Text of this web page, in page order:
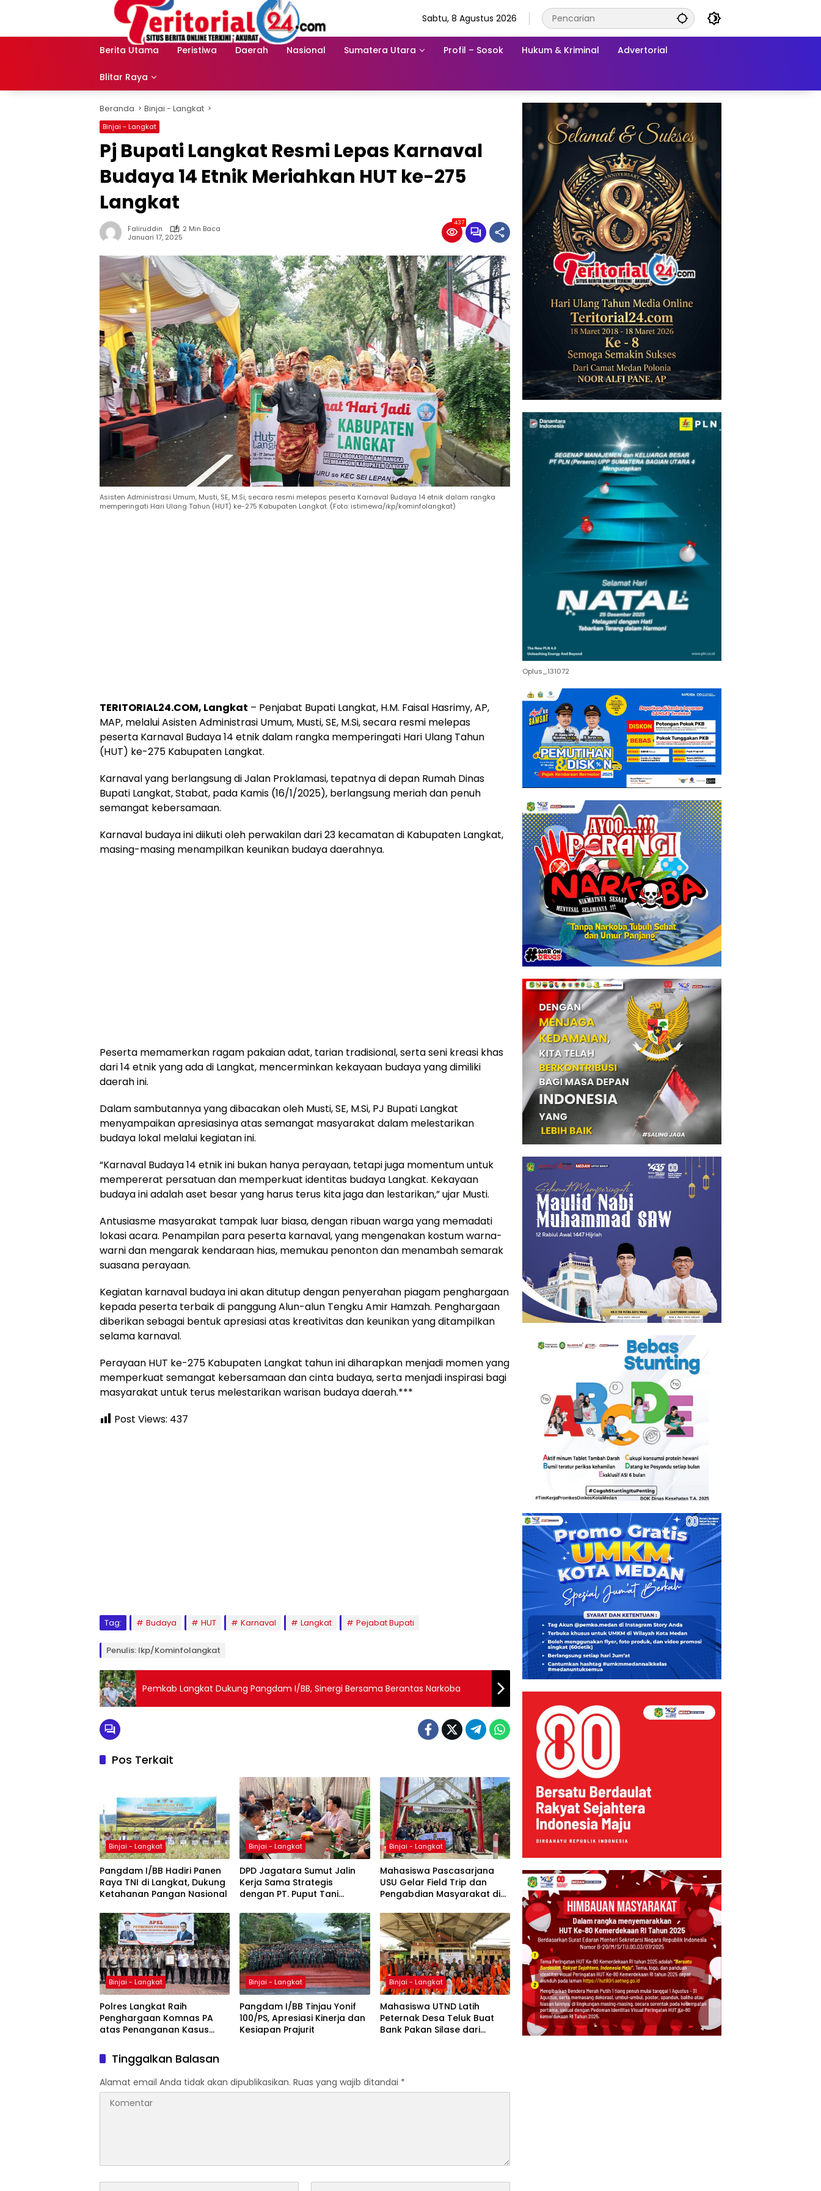
Sabtu, 8 Agustus 2026
Berita Utama Peristiwa Daerah Nasional Sumatera Utara Profil – Sosok Hukum & Kriminal Advertorial
Blitar Raya
Beranda Binjai - Langkat
Binjai - Langkat
Pj Bupati Langkat Resmi Lepas Karnaval
Budaya 14 Etnik Meriahkan HUT ke-275
Langkat
Faliruddin
2 Min Baca
Januari 17, 2025
437
Asisten Administrasi Umum, Musti, SE, M.Si, secara resmi melepas peserta Karnaval Budaya 14 etnik dalam rangka
memperingati Hari Ulang Tahun (HUT) ke-275 Kabupaten Langkat. (Foto: istimewa/ikp/kominfolangkat)
TERITORIAL24.COM, Langkat – Penjabat Bupati Langkat, H.M. Faisal Hasrimy, AP,
MAP, melalui Asisten Administrasi Umum, Musti, SE, M.Si, secara resmi melepas
peserta Karnaval Budaya 14 etnik dalam rangka memperingati Hari Ulang Tahun
(HUT) ke-275 Kabupaten Langkat.
Karnaval yang berlangsung di Jalan Proklamasi, tepatnya di depan Rumah Dinas
Bupati Langkat, Stabat, pada Kamis (16/1/2025), berlangsung meriah dan penuh
semangat kebersamaan.
Karnaval budaya ini diikuti oleh perwakilan dari 23 kecamatan di Kabupaten Langkat,
masing-masing menampilkan keunikan budaya daerahnya.
Peserta memamerkan ragam pakaian adat, tarian tradisional, serta seni kreasi khas
dari 14 etnik yang ada di Langkat, mencerminkan kekayaan budaya yang dimiliki
daerah ini.
Dalam sambutannya yang dibacakan oleh Musti, SE, M.Si, PJ Bupati Langkat
menyampaikan apresiasinya atas semangat masyarakat dalam melestarikan
budaya lokal melalui kegiatan ini.
“Karnaval Budaya 14 etnik ini bukan hanya perayaan, tetapi juga momentum untuk
mempererat persatuan dan memperkuat identitas budaya Langkat. Kekayaan
budaya ini adalah aset besar yang harus terus kita jaga dan lestarikan,” ujar Musti.
Antusiasme masyarakat tampak luar biasa, dengan ribuan warga yang memadati
lokasi acara. Penampilan para peserta karnaval, yang mengenakan kostum warna-
warni dan mengarak kendaraan hias, memukau penonton dan menambah semarak
suasana perayaan.
Kegiatan karnaval budaya ini akan ditutup dengan penyerahan piagam penghargaan
kepada peserta terbaik di panggung Alun-alun Tengku Amir Hamzah. Penghargaan
diberikan sebagai bentuk apresiasi atas kreativitas dan keunikan yang ditampilkan
selama karnaval.
Perayaan HUT ke-275 Kabupaten Langkat tahun ini diharapkan menjadi momen yang
memperkuat semangat kebersamaan dan cinta budaya, serta menjadi inspirasi bagi
masyarakat untuk terus melestarikan warisan budaya daerah.***
Post Views: 437
Tag: Budaya HUT Karnaval Langkat Pejabat Bupati
Penulis: Ikp/kominfolangkat
Pemkab Langkat Dukung Pangdam I/BB, Sinergi Bersama Berantas Narkoba
Pos Terkait
Binjai - Langkat
Pangdam I/BB Hadiri Panen
Raya TNI di Langkat, Dukung
Ketahanan Pangan Nasional
Binjai - Langkat
DPD Jagatara Sumut Jalin
Kerja Sama Strategis
dengan PT. Puput Tani
Kedaulatan Pangan
Nasional
Binjai - Langkat
Mahasiswa Pascasarjana
USU Gelar Field Trip dan
Pengabdian Masyarakat di
Dorong Penguatan
Ekowisata Berbasis Data
Spasial
Binjai - Langkat
Polres Langkat Raih
Penghargaan Komnas PA
atas Penanganan Kasus
Binjai - Langkat
Pangdam I/BB Tinjau Yonif
100/PS, Apresiasi Kinerja dan
Kesiapan Prajurit
Binjai - Langkat
Mahasiswa UTND Latih
Peternak Desa Teluk Buat
Bank Pakan Silase dari
Tinggalkan Balasan
Alamat email Anda tidak akan dipublikasikan. Ruas yang wajib ditandai *
Oplus_131072